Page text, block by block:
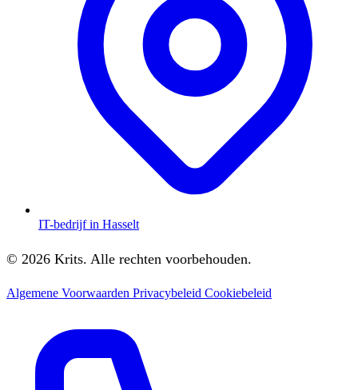
IT-bedrijf in Hasselt
© 2026 Krits. Alle rechten voorbehouden.
Algemene Voorwaarden Privacybeleid Cookiebeleid